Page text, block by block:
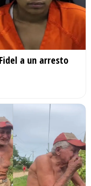
a un arresto